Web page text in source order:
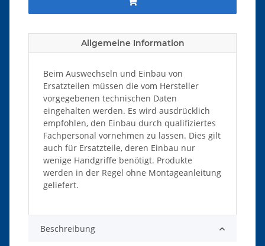
Allgemeine Information
Beim Auswechseln und Einbau von
Ersatzteilen müssen die vom Hersteller
vorgegebenen technischen Daten
eingehalten werden. Es wird ausdrücklich
empfohlen, den Einbau durch qualifiziertes
Fachpersonal vornehmen zu lassen. Dies gilt
auch für Ersatzteile, deren Einbau nur
wenige Handgriffe benötigt. Produkte
werden in der Regel ohne Montageanleitung
geliefert.
Beschreibung